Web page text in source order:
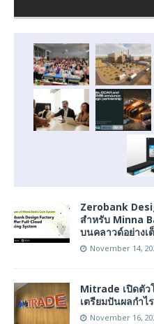
Zerobank
สำหรับ Minna
บนคลาวด์อย่างเ
November 14,
Mitrade เปิดตัว
เตรียมปันผลกำไ
November 16,